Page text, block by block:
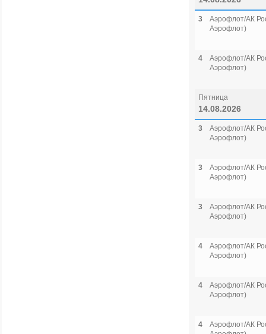
3
Аэрофлот/АК
Аэрофлот)
4
Аэрофлот/АК
Аэрофлот)
Пятница
14.08.2026
3
Аэрофлот/АК
Аэрофлот)
3
Аэрофлот/АК
Аэрофлот)
3
Аэрофлот/АК
Аэрофлот)
4
Аэрофлот/АК
Аэрофлот)
4
Аэрофлот/АК
Аэрофлот)
4
Аэрофлот/АК